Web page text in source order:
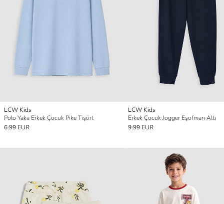
LCW Kids
Polo Yaka Erkek Çocuk Pike Tişört
6.99 EUR
LCW Kids
Erkek Çocuk Jogger Eşofman Altı
9.99 EUR